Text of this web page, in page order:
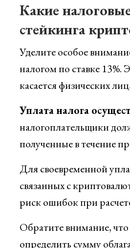
Какие
стейкинга
Уделите особое
налогом по ставке 13%.
касается физических
Уплата налога
налогоплательщики
полученные в течение
Для своевременной
связанных с
риск ошибок при
Обратите внимание,
определить сумму